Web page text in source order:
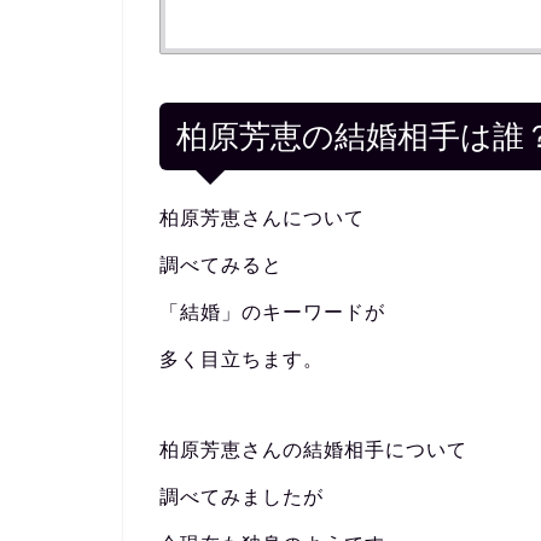
柏原芳恵の結婚相手は誰
柏原芳恵さんについて
調べてみると
「結婚」のキーワードが
多く目立ちます。
柏原芳恵さんの結婚相手について
調べてみましたが